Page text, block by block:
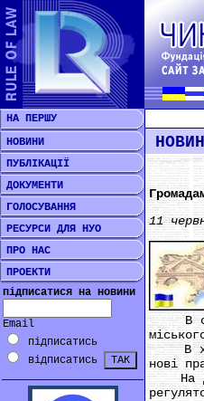
НА ПЕРШУ
НОВИНИ
ПУБЛІКАЦІЇ
ДОКУМЕНТИ
ГОЛОСУВАННЯ
РЕСУРСИ ДЛЯ НУО
ПРО НАС
ПРОЕКТИ
підписатися на новини
Email
підписатись
відписатись
11
В
В ході
нові
На